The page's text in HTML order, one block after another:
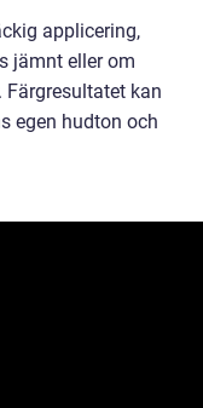
applicering,
jämnt eller om
kan
egen hudton och